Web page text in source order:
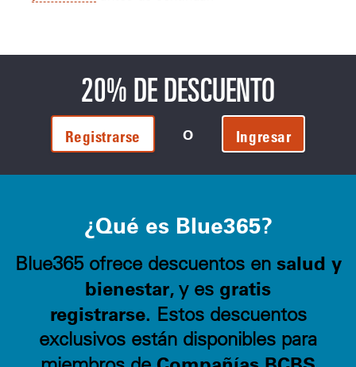
20% DE DESCUENTO
Registrarse O Ingresar
¿Qué es Blue365?
Blue365 ofrece descuentos en salud y
bienestar, y es gratis
registrarse. Estos descuentos
exclusivos están disponibles para